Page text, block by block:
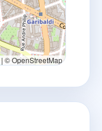
| © OpenStreetMap